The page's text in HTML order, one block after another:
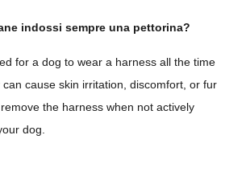
indossi sempre una pettorina?
for a dog to wear a harness all the time
cause skin irritation, discomfort, or fur
the harness when not actively
dog.